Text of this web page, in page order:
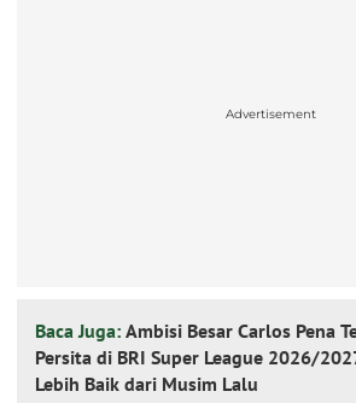
Advertisement
Baca Juga: Ambisi Besar Carlos Pena
Persita di BRI Super League 2026/
Lebih Baik dari Musim Lalu